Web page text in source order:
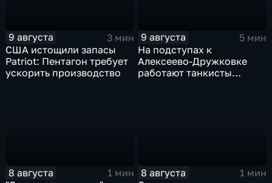
9 августа
3 мин
США истощили запасы
Patriot: Пентагон требует
ускорить производство
9 августа
5 мин
На подступах к
Алексеево-Дружковке
работают танкисты
8 августа
1 мин
8 августа
1 мин